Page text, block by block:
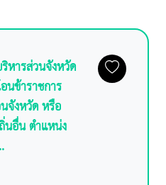
หารส่วนจังหวัด
นข้าราชการ
จังหวัด หรือ
อื่น ตำแหน่ง